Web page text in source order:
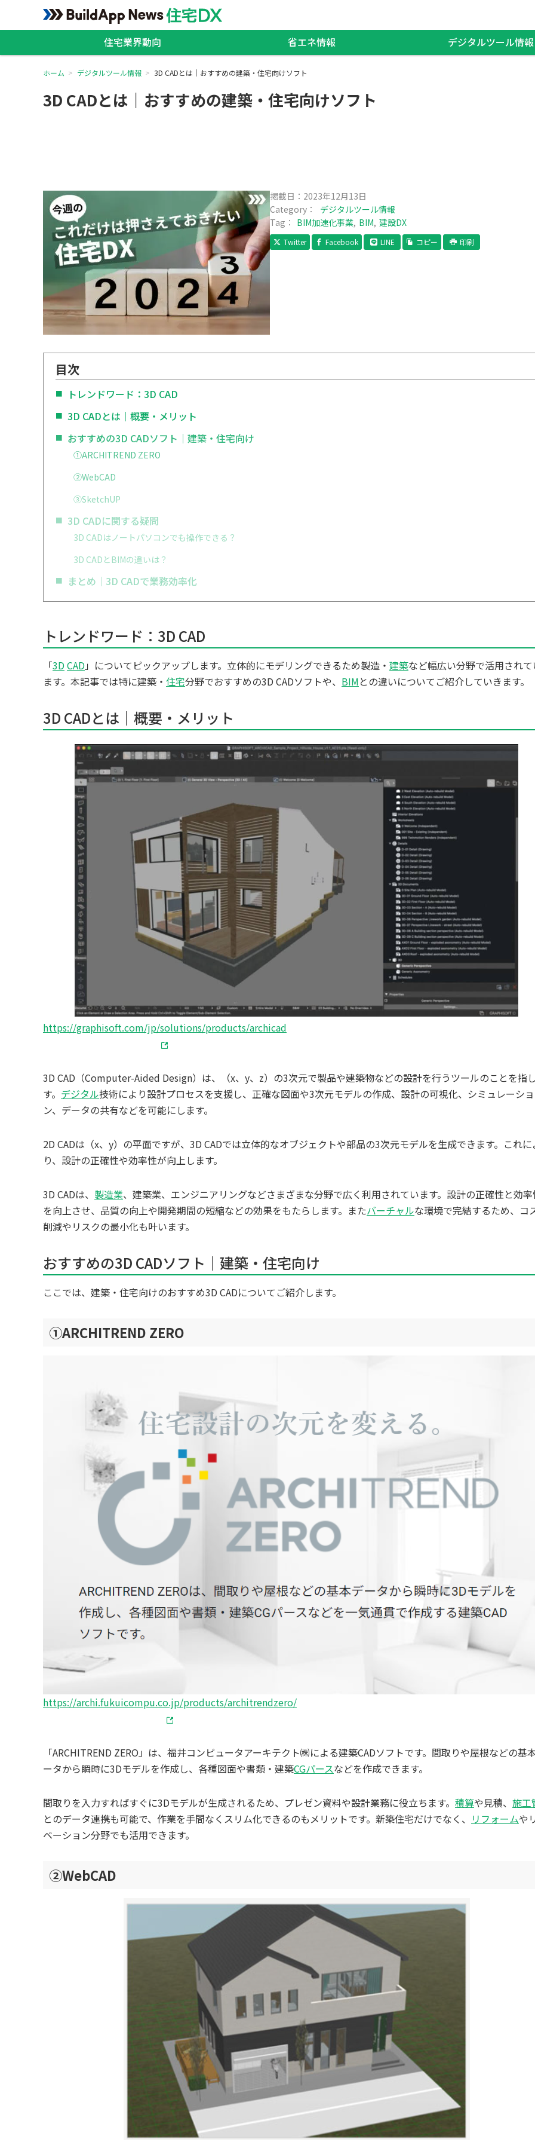
住宅業界動向 省エネ情報 デジタルツール情報
ホーム デジタルツール情報 3D CADとは｜おすすめの建築・住宅向けソフト
3D CADとは｜おすすめの建築・住宅向けソフト
掲載日： 2023年12月13日
Category：
デジタルツール情報
Tag： BIM加速化事業 BIM 建設DX
Twitter Facebook LINE コピー 印刷
目次
トレンドワード：3D CAD
3D CADとは｜概要・メリット
おすすめの3D CADソフト｜建築・住宅向け
①ARCHITREND ZERO
②WebCAD
③SketchUP
3D CADに関する疑問
3D CADはノートパソコンでも操作できる？
3D CADとBIMの違いは？
まとめ｜3D CADで業務効率化
トレンドワード：3D CAD
「3DCAD」についてピックアップします。立体的にモデリングできるため製造・ 建築など幅広い分野で活用されて
ます。本記事では特に建築・ 住宅分野でおすすめの3D CADソフトや、 BIMとの違いについてご紹介していきます。
3D CADとは｜概要・メリット
https://graphisoft.com/jp/solutions/products/archicad
3D CAD（Computer-Aided Design）は、（x、y、z）の3次元で製品や建築物などの設計を行うツールのことを指
す。 デジタル技術により設計プロセスを支援し、正確な図面や3次元モデルの作成、設計の可視化、シミュレーショ
ン、データの共有などを可能にします。
2D CADは（x、y）の平面ですが、3D CADでは立体的なオブジェクトや部品の3次元モデルを生成できます。これに
り、設計の正確性や効率性が向上します。
3D CADは、 製造業、建築業、エンジニアリングなどさまざまな分野で広く利用されています。設計の正確性と効
を向上させ、品質の向上や開発期間の短縮などの効果をもたらします。またバーチャルな環境で完結するため、コ
削減やリスクの最小化も叶います。
おすすめの3D CADソフト｜建築・住宅向け
ここでは、建築・住宅向けのおすすめ3D CADについてご紹介します。
①ARCHITREND ZERO
https://archi.fukuicompu.co.jp/products/architrendzero/
「ARCHITREND ZERO」は、福井コンピュータアーキテクト㈱による建築CADソフトです。間取りや屋根などの基
ータから瞬時に3Dモデルを作成し、各種図面や書類・建築CGパースなどを作成できます。
間取りを入力すればすぐに3Dモデルが生成されるため、プレゼン資料や設計業務に役立ちます。 積算や見積、 施工
とのデータ連携も可能で、作業を手間なくスリム化できるのもメリットです。新築住宅だけでなく、 リフォームや
ベーション分野でも活用できます。
②WebCAD